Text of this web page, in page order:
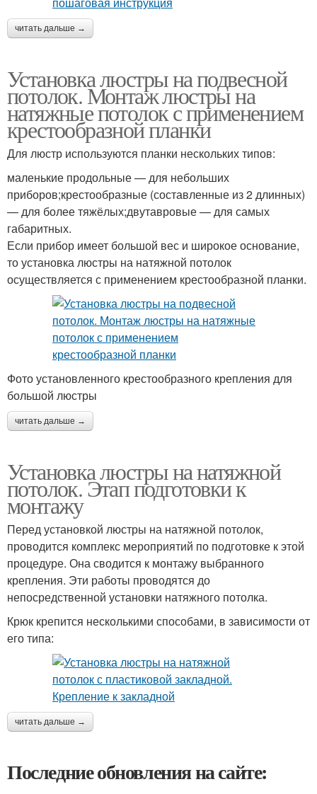
читать дальше →
Установка люстры на подвесной
потолок. Монтаж люстры на
натяжные потолок с применением
крестообразной планки
Для люстр используются планки нескольких типов:
маленькие продольные — для небольших
приборов;крестообразные (составленные из 2 длинных)
— для более тяжёлых;двутавровые — для самых
габаритных.
Если прибор имеет большой вес и широкое основание,
то установка люстры на натяжной потолок
осуществляется с применением крестообразной планки.
Фото установленного крестообразного крепления для
большой люстры
читать дальше →
Установка люстры на натяжной
потолок. Этап подготовки к
монтажу
Перед установкой люстры на натяжной потолок,
проводится комплекс мероприятий по подготовке к этой
процедуре. Она сводится к монтажу выбранного
крепления. Эти работы проводятся до
непосредственной установки натяжного потолка.
Крюк крепится несколькими способами, в зависимости от
его типа:
читать дальше →
Последние обновления на сайте: